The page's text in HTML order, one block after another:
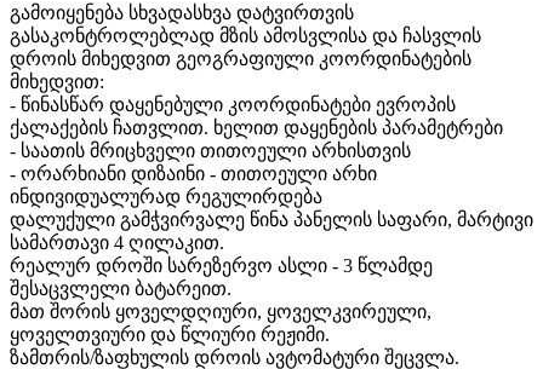
გამოიყენება სხვადასხვა დატვირთვის
გასაკონტროლებლად მზის ამოსვლისა და ჩასვლის
დროის მიხედვით გეოგრაფიული კოორდინატების
მიხედვით:
- წინასწარ დაყენებული კოორდინატები ევროპის
ქალაქების ჩათვლით. ხელით დაყენების პარამეტრები
- საათის მრიცხველი თითოეული არხისთვის
- ორარხიანი დიზაინი - თითოეული არხი
ინდივიდუალურად რეგულირდება
დალუქული გამჭვირვალე წინა პანელის საფარი, მარტივი
სამართავი 4 ღილაკით.
რეალურ დროში სარეზერვო ასლი - 3 წლამდე
შესაცვლელი ბატარეით.
მათ შორის ყოველდღიური, ყოველკვირეული,
ყოველთვიური და წლიური რეჟიმი.
ზამთრის/ზაფხულის დროის ავტომატური შეცვლა.